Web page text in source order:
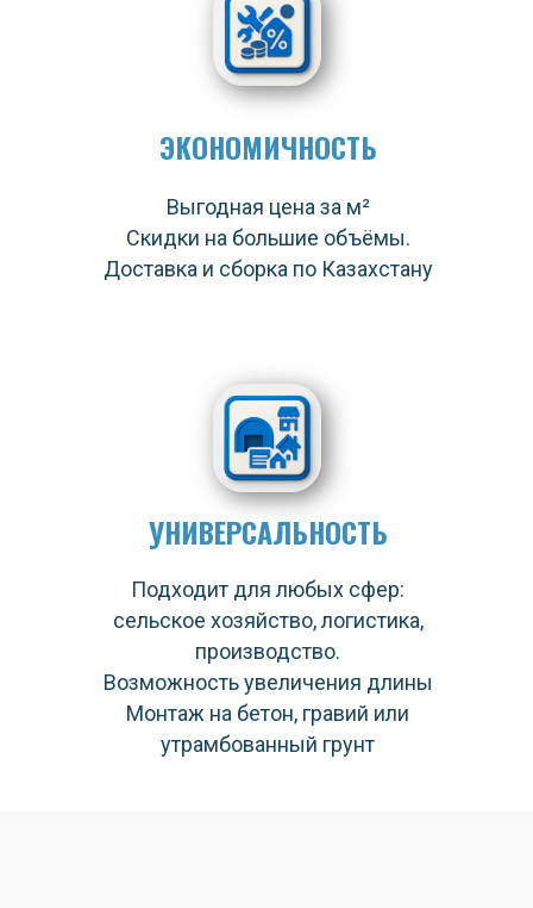
Выгодная цена за м²
Скидки на большие объёмы.
Доставка и сборка по Казахстану
ЭКОНОМИЧНОСТЬ
УНИВЕРСАЛЬНОСТЬ
Подходит для любых сфер:
сельское хозяйство, логистика,
производство.
Возможность увеличения длины
Монтаж на бетон, гравий или
утрамбованный грунт